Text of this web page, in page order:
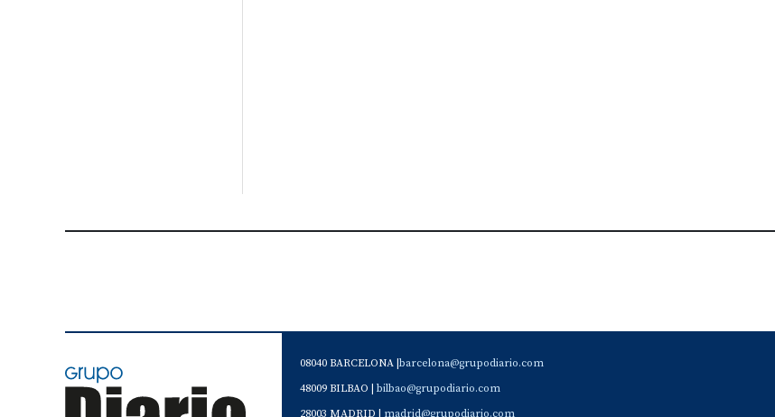
08040 BARCELONA | barcelona@grupodiario.com
48009 BILBAO | bilbao@grupodiario.com
28003 MADRID | madrid@grupodiario.com